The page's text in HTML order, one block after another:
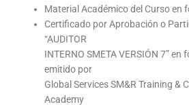
Material Académico del Curso en
Certificado por Aprobación o
“AUDITOR
INTERNO SMETA VERSIÓN 7” en
emitido por
Global Services SM&R Training &
Academy